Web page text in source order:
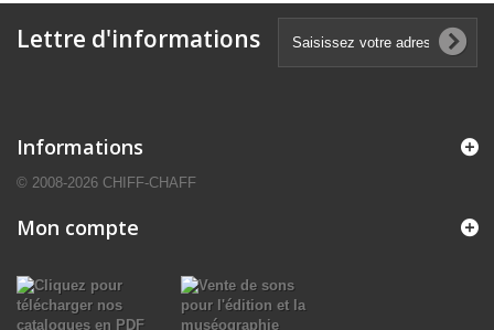
Lettre d'informations
Informations
© 2008-2026 CHIFF-CHAFF
Mon compte